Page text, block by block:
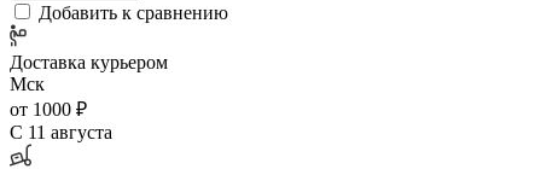
Добавить к сравнению
Доставка курьером
Мск
от 1000 ₽
С 11 августа